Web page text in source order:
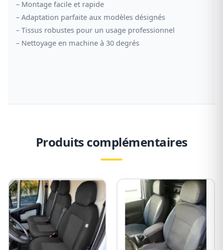
– Montage facile et rapide
– Adaptation parfaite aux modèles désignés
– Tissus robustes pour un usage professionnel
– Nettoyage en machine à 30 degrés
Produits complémentaires